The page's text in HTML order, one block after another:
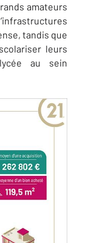
amateurs
tandis que
leurs
au sein